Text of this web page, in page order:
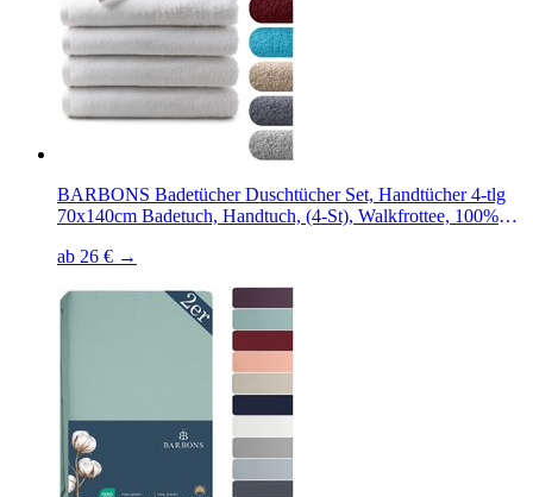
BARBONS Badetücher Duschtücher Set, Handtücher 4-tlg
70x140cm Badetuch, Handtuch, (4-St), Walkfrottee, 100%
ab 26 € →